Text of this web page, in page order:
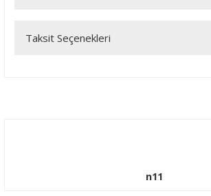
Bu ürüne ilk yorumu siz yapın!
Taksit Seçenekleri
n11